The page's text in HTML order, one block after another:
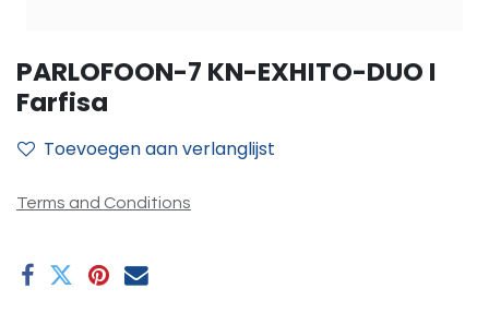
PARLOFOON-7 KN-EXHITO-DUO I
Farfisa
Toevoegen aan verlanglijst
Terms and Conditions